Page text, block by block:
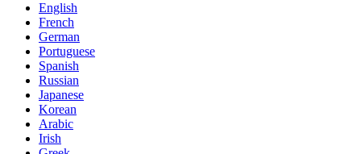
English
French
German
Portuguese
Spanish
Russian
Japanese
Korean
Arabic
Irish